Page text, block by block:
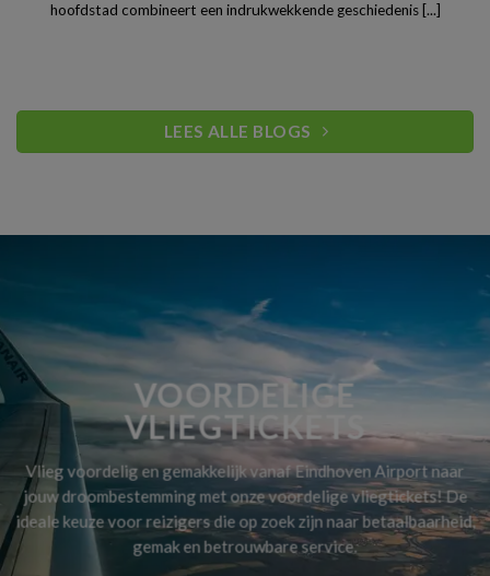
hoofdstad combineert een indrukwekkende geschiedenis [...]
LEES ALLE BLOGS
VOORDELIGE
VLIEGTICKETS
Vlieg voordelig en gemakkelijk vanaf Eindhoven Airport naar
jouw droombestemming met onze voordelige vliegtickets! De
ideale keuze voor reizigers die op zoek zijn naar betaalbaarheid,
gemak en betrouwbare service.